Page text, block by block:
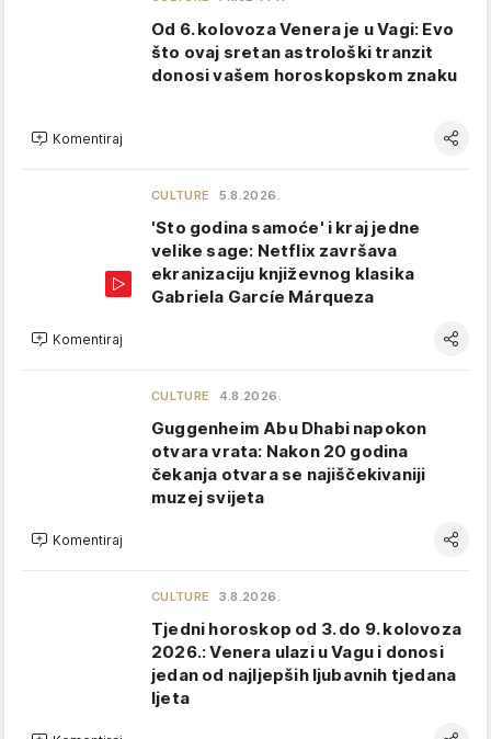
Od 6. kolovoza Venera je u Vagi: Evo
što ovaj sretan astrološki tranzit
donosi vašem horoskopskom znaku
Komentiraj
CULTURE 5.8.2026.
'Sto godina samoće' i kraj jedne
velike sage: Netflix završava
ekranizaciju književnog klasika
Gabriela Garcíe Márqueza
Komentiraj
CULTURE 4.8.2026.
Guggenheim Abu Dhabi napokon
otvara vrata: Nakon 20 godina
čekanja otvara se najiščekivaniji
muzej svijeta
Komentiraj
CULTURE 3.8.2026.
Tjedni horoskop od 3. do 9. kolovoza
2026.: Venera ulazi u Vagu i donosi
jedan od najljepših ljubavnih tjedana
ljeta